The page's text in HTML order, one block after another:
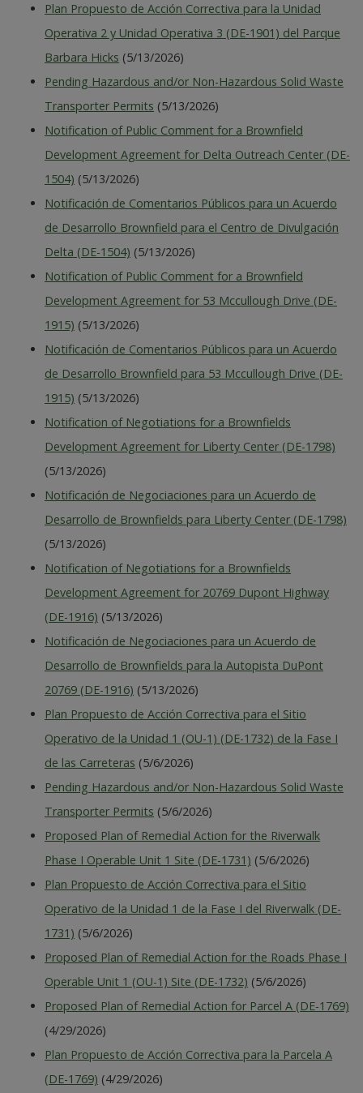
Plan Propuesto de Acción Correctiva para la Unidad
Operativa 2 y Unidad Operativa 3 (DE-1901) del Parque
Barbara Hicks (5/13/2026)
Pending Hazardous and/or Non-Hazardous Solid Waste
Transporter Permits (5/13/2026)
Notification of Public Comment for a Brownfield
Development Agreement for Delta Outreach Center (DE-
1504) (5/13/2026)
Notificación de Comentarios Públicos para un Acuerdo
de Desarrollo Brownfield para el Centro de Divulgación
Delta (DE-1504) (5/13/2026)
Notification of Public Comment for a Brownfield
Development Agreement for 53 Mccullough Drive (DE-
1915) (5/13/2026)
Notificación de Comentarios Públicos para un Acuerdo
de Desarrollo Brownfield para 53 Mccullough Drive (DE-
1915) (5/13/2026)
Notification of Negotiations for a Brownfields
Development Agreement for Liberty Center (DE-1798)
(5/13/2026)
Notificación de Negociaciones para un Acuerdo de
Desarrollo de Brownfields para Liberty Center (DE-1798)
(5/13/2026)
Notification of Negotiations for a Brownfields
Development Agreement for 20769 Dupont Highway
(DE-1916) (5/13/2026)
Notificación de Negociaciones para un Acuerdo de
Desarrollo de Brownfields para la Autopista DuPont
20769 (DE-1916) (5/13/2026)
Plan Propuesto de Acción Correctiva para el Sitio
Operativo de la Unidad 1 (OU-1) (DE-1732) de la Fase I
de las Carreteras (5/6/2026)
Pending Hazardous and/or Non-Hazardous Solid Waste
Transporter Permits (5/6/2026)
Proposed Plan of Remedial Action for the Riverwalk
Phase I Operable Unit 1 Site (DE-1731) (5/6/2026)
Plan Propuesto de Acción Correctiva para el Sitio
Operativo de la Unidad 1 de la Fase I del Riverwalk (DE-
1731) (5/6/2026)
Proposed Plan of Remedial Action for the Roads Phase I
Operable Unit 1 (OU-1) Site (DE-1732) (5/6/2026)
Proposed Plan of Remedial Action for Parcel A (DE-1769)
(4/29/2026)
Plan Propuesto de Acción Correctiva para la Parcela A
(DE-1769) (4/29/2026)